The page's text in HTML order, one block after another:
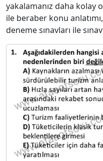
yakalamanız daha kolay
ile beraber konu
deneme sınavları ile